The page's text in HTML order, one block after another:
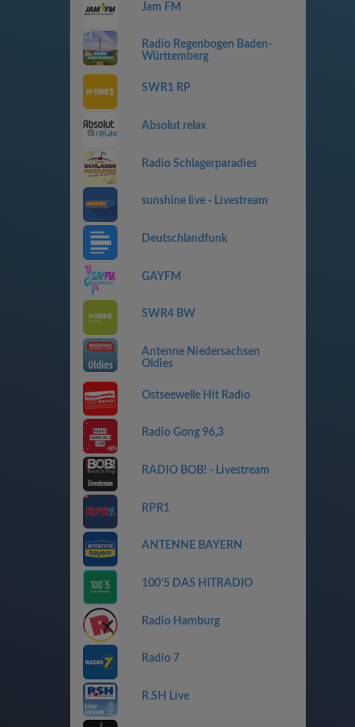
Jam FM
Radio Regenbogen Baden-
Württemberg
SWR1 RP
Absolut relax
Radio Schlagerparadies
sunshine live - Livestream
Deutschlandfunk
GAYFM
SWR4 BW
Antenne Niedersachsen
Oldies
Ostseewelle Hit Radio
Radio Gong 96,3
RADIO BOB! - Livestream
RPR1
ANTENNE BAYERN
100'5 DAS HITRADIO
Radio Hamburg
Radio 7
R.SH Live